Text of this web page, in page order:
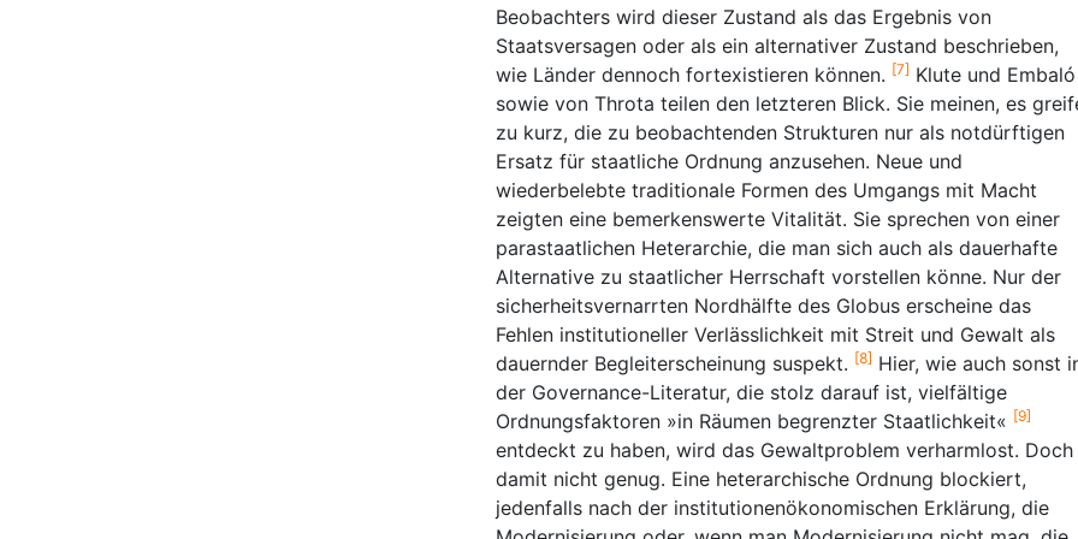
Beobachters wird dieser Zustand als das Ergebnis von
Staatsversagen oder als ein alternativer Zustand beschrieben,
wie Länder dennoch fortexistieren können. [7] Klute und Embaló
sowie von Throta teilen den letzteren Blick. Sie meinen, es
zu kurz, die zu beobachtenden Strukturen nur als notdürftigen
Ersatz für staatliche Ordnung anzusehen. Neue und
wiederbelebte traditionale Formen des Umgangs mit Macht
zeigten eine bemerkenswerte Vitalität. Sie sprechen von einer
parastaatlichen Heterarchie, die man sich auch als dauerhafte
Alternative zu staatlicher Herrschaft vorstellen könne. Nur der
sicherheitsvernarrten Nordhälfte des Globus erscheine das
Fehlen institutioneller Verlässlichkeit mit Streit und Gewalt als
dauernder Begleiterscheinung suspekt. [8] Hier, wie auch sonst
der Governance-Literatur, die stolz darauf ist, vielfältige
Ordnungsfaktoren »in Räumen begrenzter Staatlichkeit« [9]
entdeckt zu haben, wird das Gewaltproblem verharmlost. Doch
damit nicht genug. Eine heterarchische Ordnung blockiert,
jedenfalls nach der institutionenökonomischen Erklärung, die